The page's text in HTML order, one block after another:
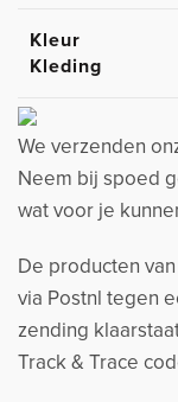
Kleur
Kleding
We verzenden
Neem bij spoed
wat voor je
De producten
via Postnl tegen
zending
Track & Trace